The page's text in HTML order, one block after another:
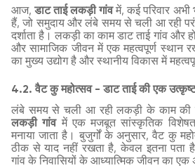
आज,डाट ताई लकड़ी गांवमें, कई परिवार
हैं, जो समुदाय और लंबे समय से चली आ रही
दर्शाता है। लकड़ी का काम डाट ताई गांव
और सामाजिक जीवन में एक महत्वपूर्ण स्थान
का मुख्य उद्योग है और स्थानीय विकास में
4.2. वैट कु महोत्सव - डाट ताई की एक
लंबे समय से चली आ रही लकड़ी के काम की
लकड़ी गांवमें एक मजबूत सांस्कृतिक
मनाया जाता है। बुजुर्गों के अनुसार, वैट कु
ठीक से याद नहीं रखता है, केवल इतना पता है
गांव के निवासियों के आध्यात्मिक जीवन का एक